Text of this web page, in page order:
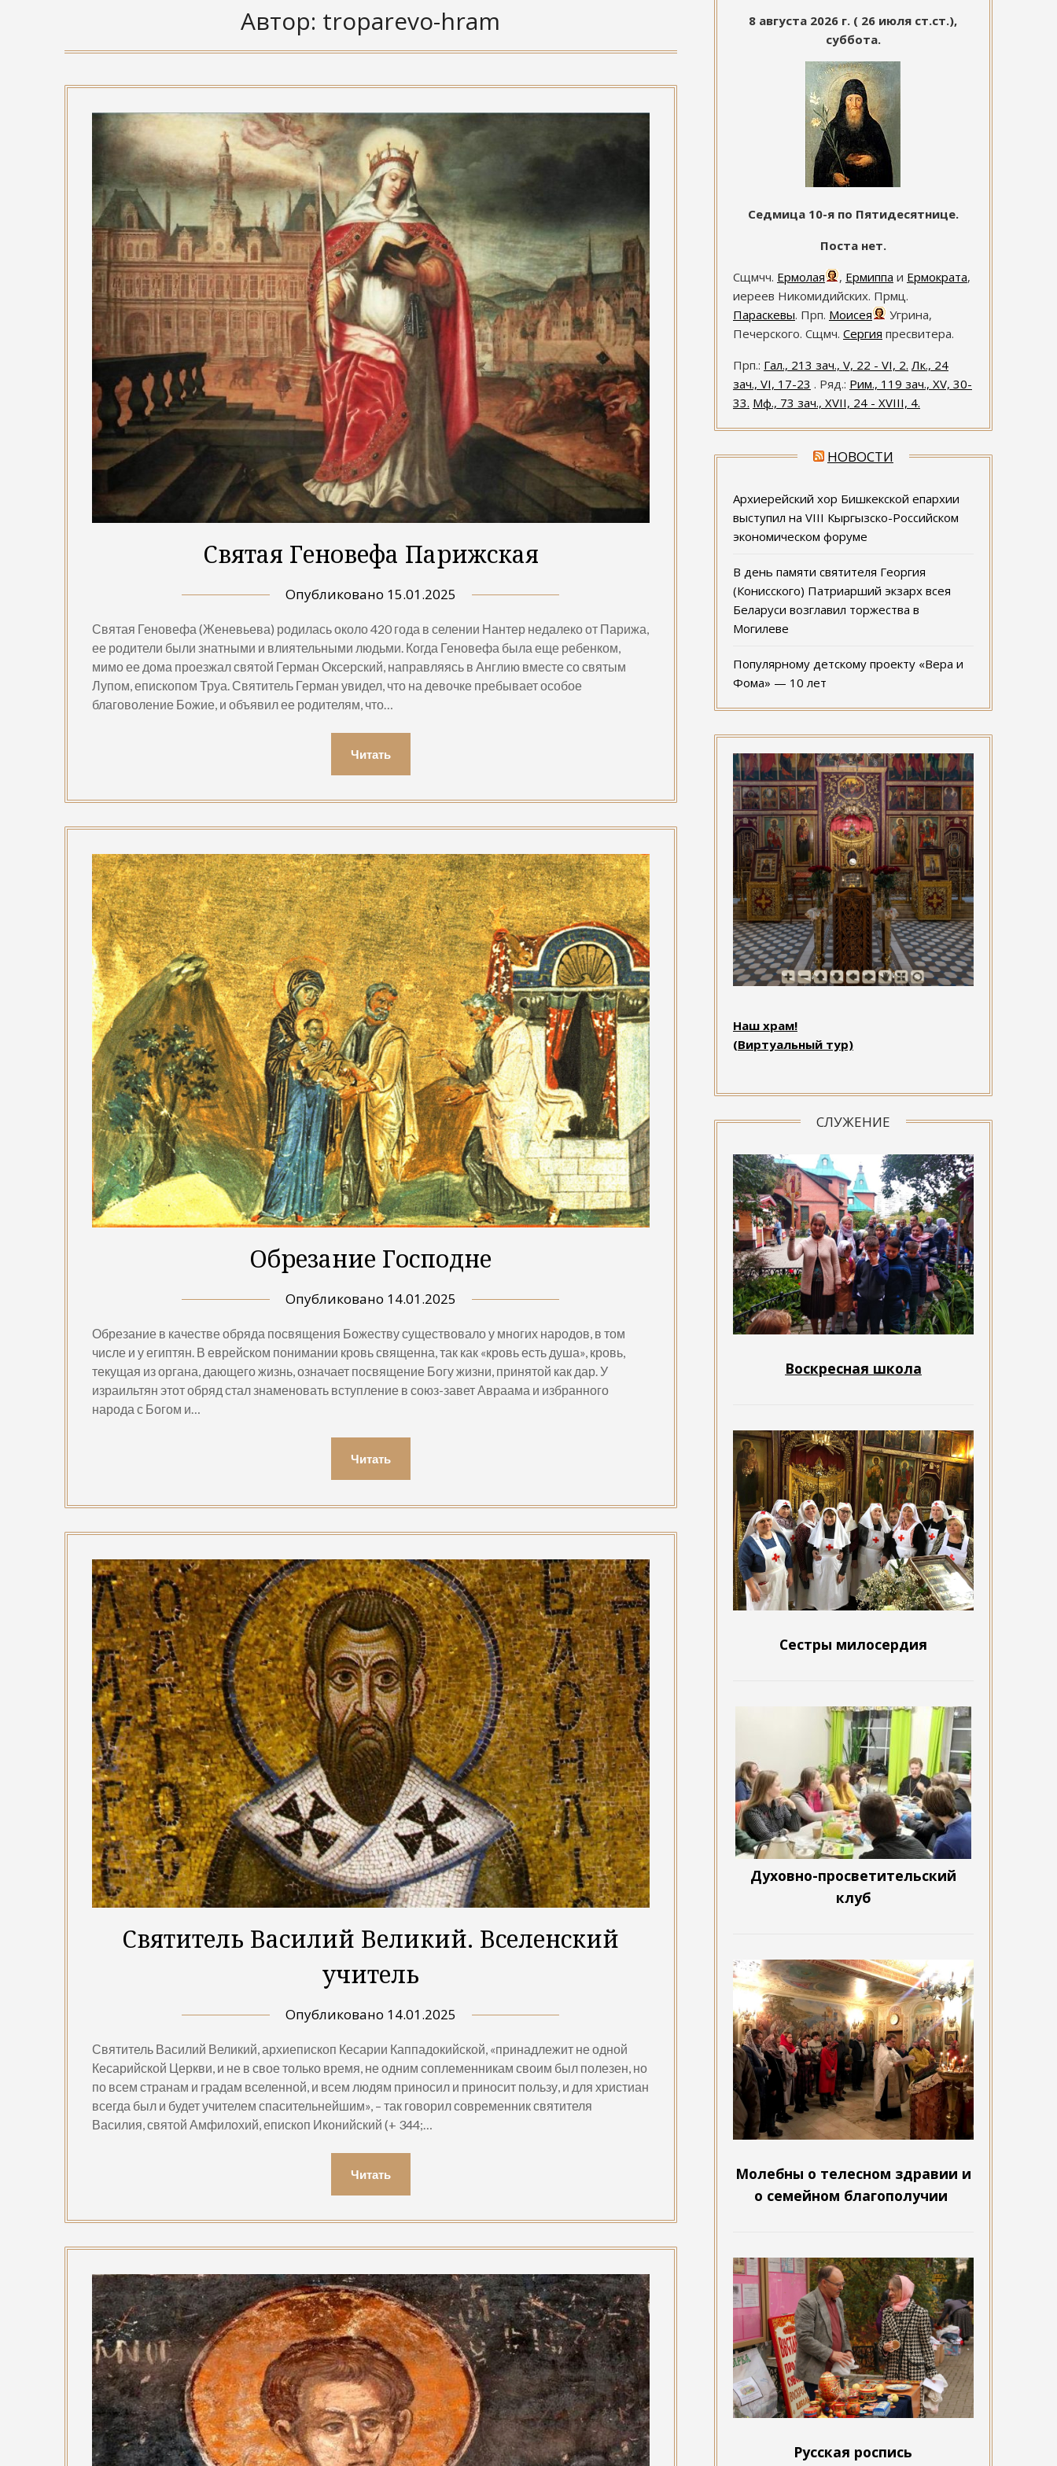
Автор: troparevo-hram
Святая Геновефа Парижская
Опубликовано 15.01.2025
Святая Геновефа (Женевьева) родилась около 420 года в селении Нантер недалеко от Парижа,
ее родители были знатными и влиятельными людьми. Когда Геновефа была еще ребенком,
мимо ее дома проезжал святой Герман Оксерский, направляясь в Англию вместе со святым
Лупом, епископом Труа. Святитель Герман увидел, что на девочке пребывает особое
благоволение Божие, и объявил ее родителям, что…
Читать
Обрезание Господне
Опубликовано 14.01.2025
Обрезание в качестве обряда посвящения Божеству существовало у многих народов, в том
числе и у египтян. В еврейском понимании кровь священна, так как «кровь есть душа», кровь,
текущая из органа, дающего жизнь, означает посвящение Богу жизни, принятой как дар. У
израильтян этот обряд стал знаменовать вступление в союз-завет Авраама и избранного
народа с Богом и…
Читать
Святитель Василий Великий. Вселенский
учитель
Опубликовано 14.01.2025
Святитель Василий Великий, архиепископ Кесарии Каппадокийской, «принадлежит не одной
Кесарийской Церкви, и не в свое только время, не одним соплеменникам своим был полезен, но
по всем странам и градам вселенной, и всем людям приносил и приносит пользу, и для христиан
всегда был и будет учителем спасительнейшим», – так говорил современник святителя
Василия, святой Амфилохий, епископ Иконийский (+ 344;…
Читать
8 августа 2026 г. ( 26 июля ст.ст.),
суббота.
Седмица 10-я по Пятидесятнице.
Поста нет.
Сщмчч. Ермолая , Ермиппа и Ермократа,
иереев Никомидийских. Прмц.
Параскевы. Прп. Моисея
Угрина,
Печерского. Сщмч. Сергия пресвитера.
Прп.: Гал., 213 зач., V, 22 - VI, 2. Лк., 24
зач., VI, 17-23 . Ряд.: Рим., 119 зач., XV, 30-
33. Мф., 73 зач., XVII, 24 - XVIII, 4.
НОВОСТИ
Архиерейский хор Бишкекской епархии
выступил на VIII Кыргызско-Российском
экономическом форуме
В день памяти святителя Георгия
(Конисского) Патриарший экзарх всея
Беларуси возглавил торжества в
Могилеве
Популярному детскому проекту «Вера и
Фома» — 10 лет
Наш храм!
(Виртуальный тур)
СЛУЖЕНИЕ
Воскресная школа
Сестры милосердия
Духовно-просветительский
клуб
Молебны о телесном здравии и
о семейном благополучии
Русская роспись